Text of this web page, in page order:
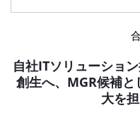
自社ITソリューショ
創生へ、MGR候補
大を